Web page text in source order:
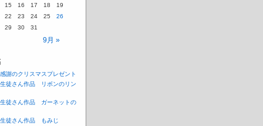
9月 »
15 16 17 18
19
22 23 24 25
26
29 30 31
謝のクリスマスプレゼント
徒さん作品 リボンのリン
徒さん作品 ガーネットの
徒さん作品 もみじ